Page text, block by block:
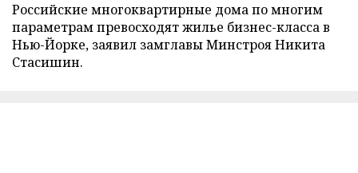
Российские многоквартирные дома по многим
параметрам превосходят жилье бизнес-класса в
Нью-Йорке, заявил замглавы Минстроя Никита
Стасишин.